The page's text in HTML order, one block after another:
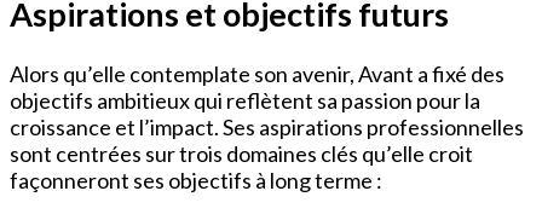
Aspirations et objectifs futurs
Alors qu’elle contemplate son avenir, Avant a fixé des
objectifs ambitieux qui reflètent sa passion pour la
croissance et l’impact. Ses aspirations professionnelles
sont centrées sur trois domaines clés qu’elle croit
façonneront ses objectifs à long terme :